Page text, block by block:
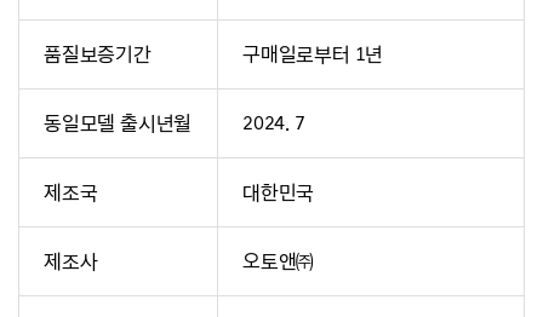
품질보증기간 구매일로부터 1년
동일모델 출시년월 2024. 7
제조국 대한민국
제조사 오토앤㈜